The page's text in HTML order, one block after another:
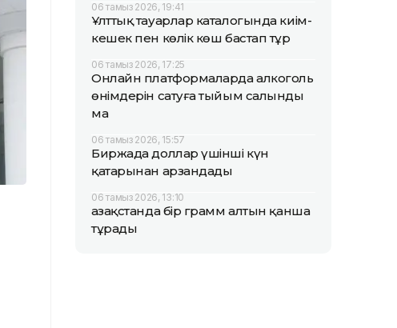
06 тамыз 2026, 19:41
Ұлттық тауарлар каталогында киім-
кешек пен көлік көш бастап тұр
06 тамыз 2026, 17:25
Онлайн платформаларда алкоголь
өнімдерін сатуға тыйым салынды
ма
06 тамыз 2026, 15:57
Биржада доллар үшінші күн
қатарынан арзандады
06 тамыз 2026, 13:10
Қазақстанда бір грамм алтын қанша
тұрады